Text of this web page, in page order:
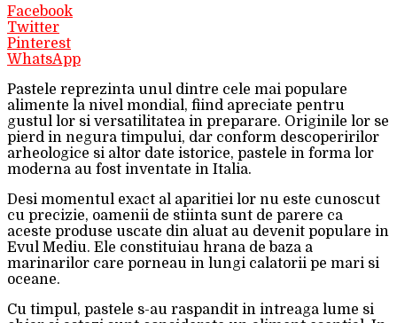
Facebook
Twitter
Pinterest
WhatsApp
Pastele reprezinta unul dintre cele mai populare
alimente la nivel mondial, fiind apreciate pentru
gustul lor si versatilitatea in preparare. Originile lor se
pierd in negura timpului, dar conform descoperirilor
arheologice si altor date istorice, pastele in forma lor
moderna au fost inventate in Italia.
Desi momentul exact al aparitiei lor nu este cunoscut
cu precizie, oamenii de stiinta sunt de parere ca
aceste produse uscate din aluat au devenit populare in
Evul Mediu. Ele constituiau hrana de baza a
marinarilor care porneau in lungi calatorii pe mari si
oceane.
Cu timpul, pastele s-au raspandit in intreaga lume si